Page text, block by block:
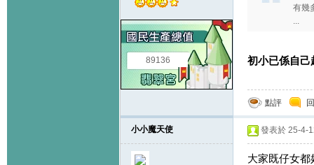
89136
有幾
...
初小已係自己
點評
小小魔天使 發表於 25-4-
大家既仔女